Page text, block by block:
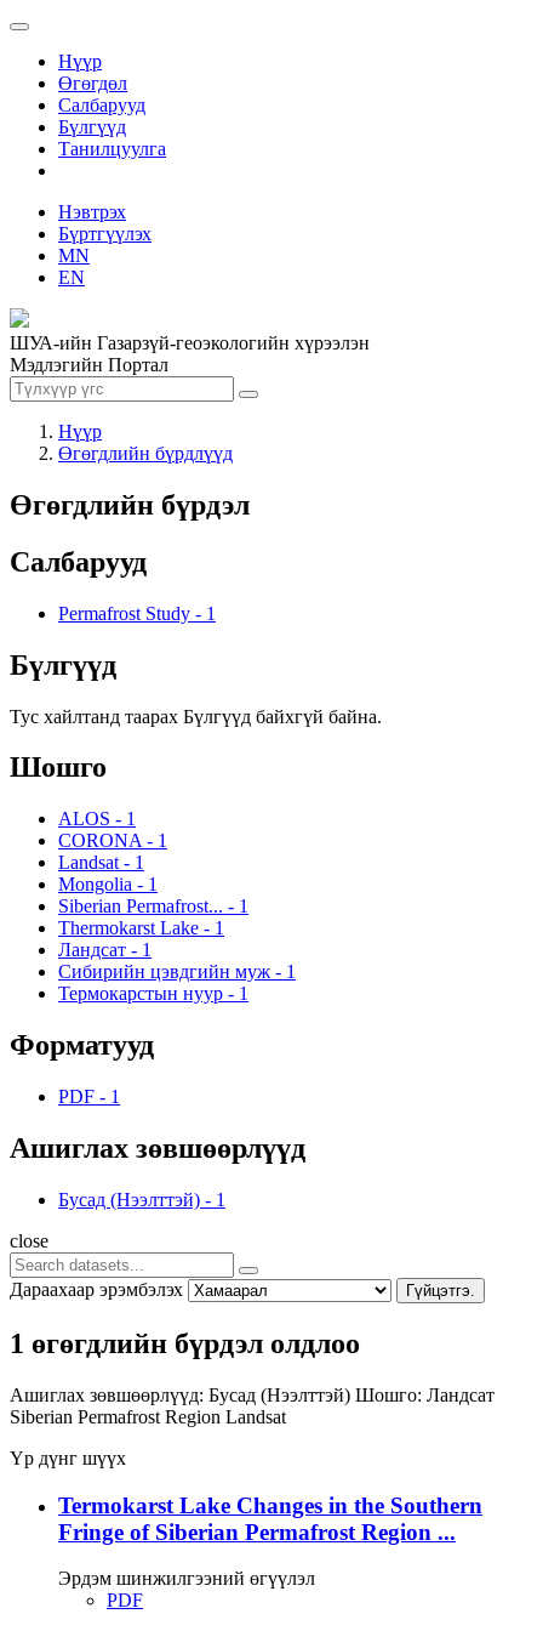
Нүүр
Өгөгдөл
Салбарууд
Бүлгүүд
Танилцуулга
Нэвтрэх
Бүртгүүлэх
MN
EN
ШУА-ийн Газарзүй-геоэкологийн хүрээлэн
Мэдлэгийн Портал
Нүүр
Өгөгдлийн бүрдлүүд
Өгөгдлийн бүрдэл
Салбарууд
Permafrost Study - 1
Бүлгүүд
Тус хайлтанд таарах Бүлгүүд байхгүй байна.
Шошго
ALOS - 1
CORONA - 1
Landsat - 1
Mongolia - 1
Siberian Permafrost... - 1
Thermokarst Lake - 1
Ландсат - 1
Сибирийн цэвдгийн муж - 1
Термокарстын нуур - 1
Форматууд
PDF - 1
Ашиглах зөвшөөрлүүд
Бусад (Нээлттэй) - 1
close
Дараахаар эрэмбэлэх Гүйцэтгэ.
1 өгөгдлийн бүрдэл олдлоо
Ашиглах зөвшөөрлүүд: Бусад (Нээлттэй) Шошго: Ландсат
Siberian Permafrost Region Landsat
Үр дүнг шүүх
Termokarst Lake Changes in the Southern
Fringe of Siberian Permafrost Region ...
Эрдэм шинжилгээний өгүүлэл
PDF